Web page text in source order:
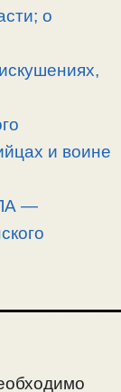
о
и воине
—